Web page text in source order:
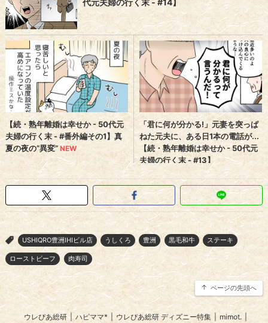
> USHIQRO豊洲IHIビル店 うしくろ 豊洲 黒毛和牛 ステーキ
ローストビーフ 肉寿司
ページの先頭へ
ウレぴあ総研 | ハピママ* | ウレぴあ総研 ディズニー特集 mimot.